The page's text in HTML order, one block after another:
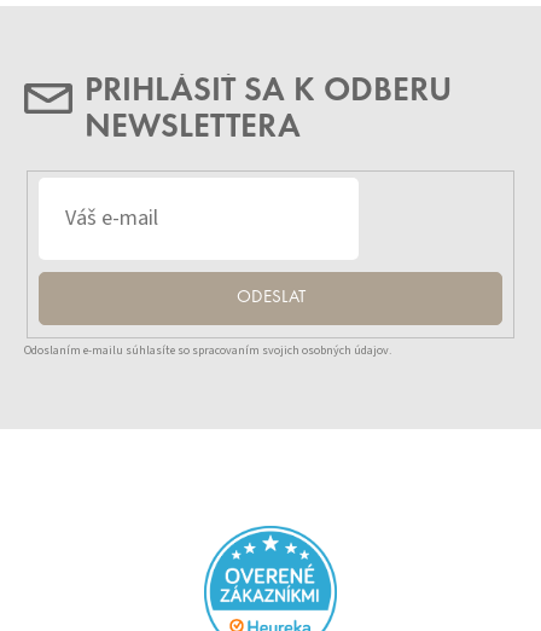
PRIHLÁSIŤ SA K ODBERU
NEWSLETTERA
ODESLAT
Odoslaním e-mailu súhlasíte so spracovaním svojich osobných údajov.